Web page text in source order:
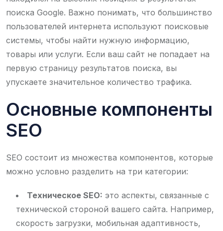
поиска Google. Важно понимать, что большинство
пользователей интернета используют поисковые
системы, чтобы найти нужную информацию,
товары или услуги. Если ваш сайт не попадает на
первую страницу результатов поиска, вы
упускаете значительное количество трафика.
Основные компоненты
SEO
SEO состоит из множества компонентов, которые
можно условно разделить на три категории:
Техническое SEO: это аспекты, связанные с
технической стороной вашего сайта. Например,
скорость загрузки, мобильная адаптивность,